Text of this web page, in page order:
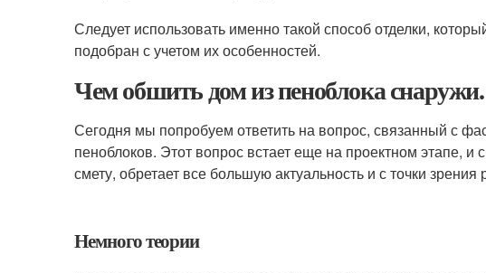
Следует использовать именно такой способ отделки,
подобран с учетом их особенностей.
Чем обшить дом из пеноблока
Сегодня мы попробуем ответить на вопрос, связанный с
пеноблоков. Этот вопрос встает еще на проектном этапе,
смету, обретает все большую актуальность и с точки
Немного теории